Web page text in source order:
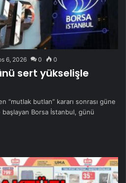
6, 2026 0 0
sert yükselişle
“mutlak butlan” kararı sonrası güne
Borsa İstanbul, günü